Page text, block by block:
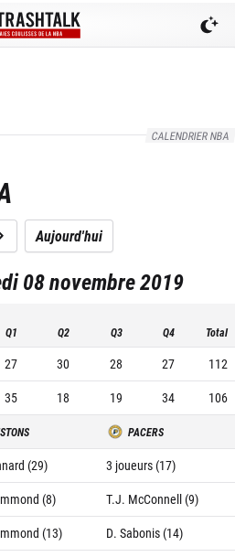
CALENDRIER NBA
Aujourd'hui
08 novembre 2019
Q1 Q2 Q3 Q4 Total
27 30 28 27
112
35 18 19 34 106
PACERS
(29)
3 joueurs (17)
(8)
T.J. McConnell (9)
(13)
D. Sabonis (14)